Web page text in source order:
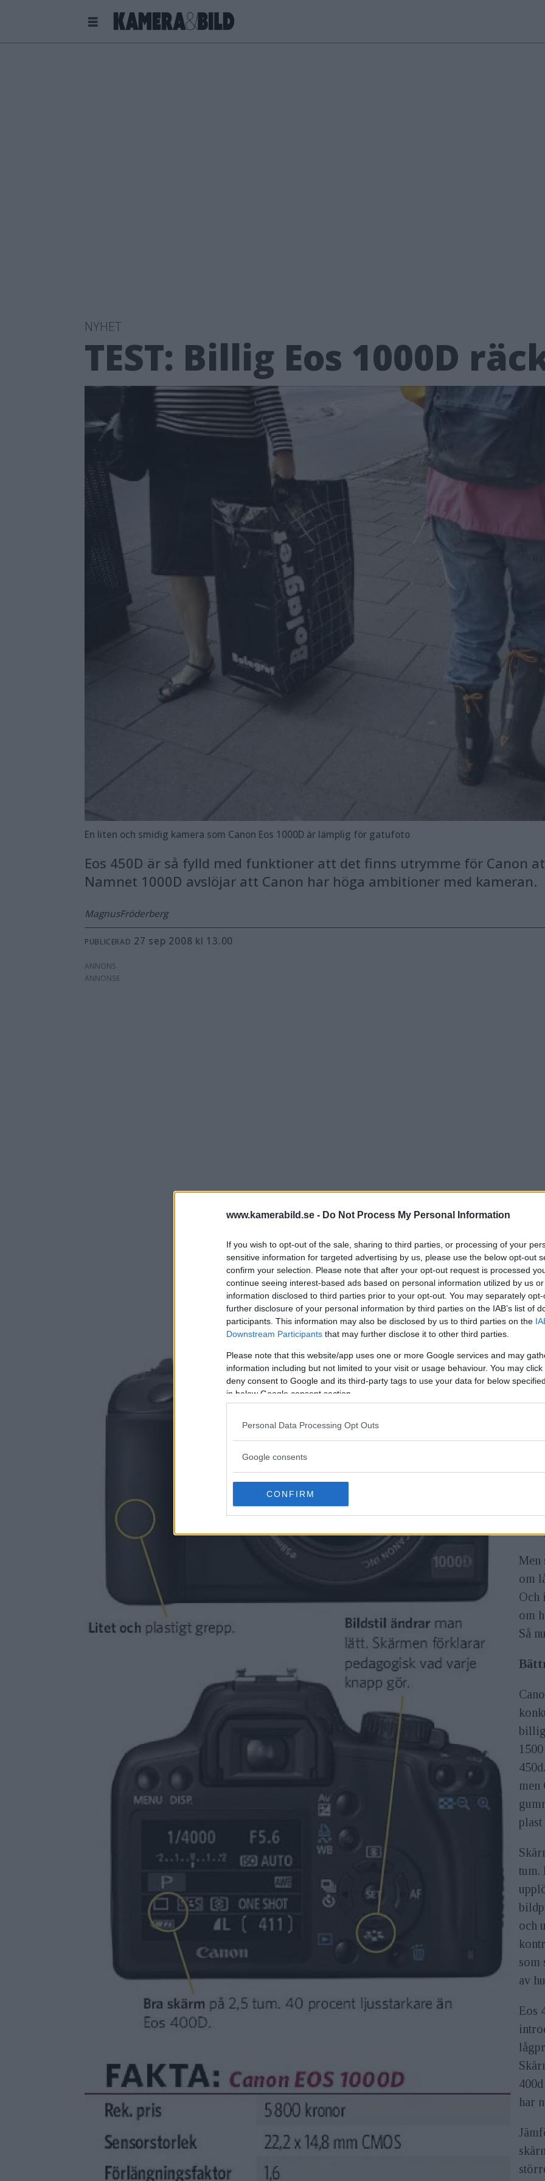
www.kamerabild.se - Do Not Process My Personal Information
If you wish to opt-out of the sale, sharing to third parties, or processing of your
sensitive information for targeted advertising by us, please use the below opt-out
confirm your selection. Please note that after your opt-out request is processed
continue seeing interest-based ads based on personal information utilized by us
information disclosed to third parties prior to your opt-out. You may separately
further disclosure of your personal information by third parties on the IAB’s list of
participants. This information may also be disclosed by us to third parties on the
Downstream Participants that may further disclose it to other third parties.
Please note that this website/app uses one or more Google services and may
information including but not limited to your visit or usage behaviour. You may
deny consent to Google and its third-party tags to use your data for below
in below Google consent section.
Personal Data Processing Opt Outs
Google consents
CONFIRM
NYHET
TEST: Billig Eos 1000D
En liten och smidig kamera som Canon Eos 1000D är lämplig för gatufoto
Eos 450D är så fylld med funktioner att det finns utrymme för Canon
Namnet 1000D avslöjar att Canon har höga ambitioner med kameran.
MagnusFröderberg
PUBLICERAD 27 sep 2008 kl 13.00
ANNONS
Det
från
1
tog
Men
om
Och
om
Så
men
tum.
och
som
av
Eos
har